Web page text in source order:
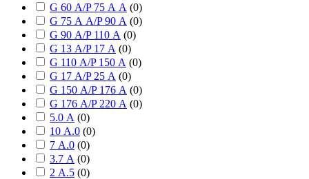
G 60 А/P 75 А А (0)
G 75 А А/P 90 А (0)
G 90 А/P 110 А (0)
G 13 А/P 17 А (0)
G 110 А/P 150 А (0)
G 17 А/P 25 А (0)
G 150 А/P 176 А (0)
G 176 А/P 220 А (0)
5.0 А (0)
10 А.0 (0)
7 А.0 (0)
3.7 А (0)
2 А.5 (0)